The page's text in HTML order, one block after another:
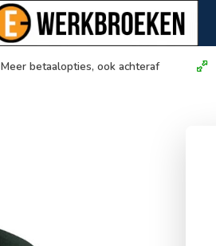
Meer betaalopties, ook achteraf